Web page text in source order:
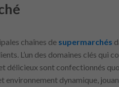
chaînes de supermarchés
L’un des domaines clés
délicieux sont confectionnés
environnement dynamique,